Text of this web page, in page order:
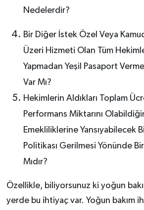
Nedelerdir?
Bir Diğer İstek Özel Veya
Üzeri Hizmeti Olan Tüm
Yapmadan Yeşil Pasaport
Var Mı?
Hekimlerin Aldıkları Toplam
Performans Miktarını
Emekliliklerine Yansıyabilecek
Politikası Gerilmesi Yönünde Bir
Mıdır?
Özellikle, biliyorsunuz ki yoğun
yerde bu ihtiyaç var. Yoğun bakım